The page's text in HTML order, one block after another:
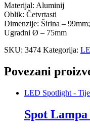
Materijal: Aluminij
Oblik: Četvrtasti
Dimenzije: Širina –
Ugradni Ø – 75mm
SKU: 3474 Kategorija:
Povezani
LED Spotlight -
Spot